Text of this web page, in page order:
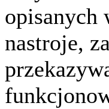
opisanych
nastroje,